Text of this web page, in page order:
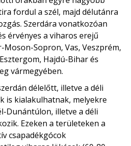
fordul a szél, majd délutánra
Szerdára vonatkozóan
érvényes a viharos erejű
Sopron, Vas, Veszprém,
Hajdú-Bihar és
vármegyében.
délelőtt, illetve a déli
is kialakulhatnak, melyekre
Dunántúlon, illetve a déli
Ezeken a területeken a
csapadékgócok